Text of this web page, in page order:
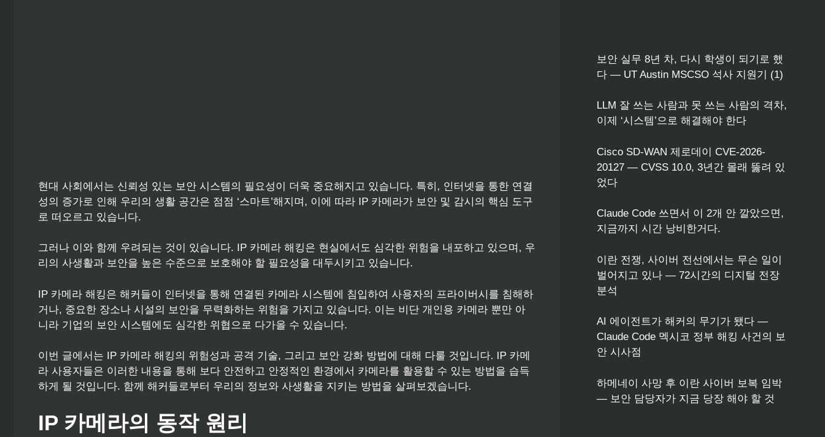
현대 사회에서는 신뢰성 있는 보안 시스템의 필요성이 더욱 중요해지고 있습니다. 특히, 인터넷을 통한 연결
성의 증가로 인해 우리의 생활 공간은 점점 ‘스마트’해지며, 이에 따라 IP 카메라가 보안 및 감시의 핵심 도구
로 떠오르고 있습니다.
그러나 이와 함께 우려되는 것이 있습니다. IP 카메라 해킹은 현실에서도 심각한 위험을 내포하고 있으며, 우
리의 사생활과 보안을 높은 수준으로 보호해야 할 필요성을 대두시키고 있습니다.
IP 카메라 해킹은 해커들이 인터넷을 통해 연결된 카메라 시스템에 침입하여 사용자의 프라이버시를 침해하
거나, 중요한 장소나 시설의 보안을 무력화하는 위험을 가지고 있습니다. 이는 비단 개인용 카메라 뿐만 아
니라 기업의 보안 시스템에도 심각한 위협으로 다가올 수 있습니다.
이번 글에서는 IP 카메라 해킹의 위험성과 공격 기술, 그리고 보안 강화 방법에 대해 다룰 것입니다. IP 카메
라 사용자들은 이러한 내용을 통해 보다 안전하고 안정적인 환경에서 카메라를 활용할 수 있는 방법을 습득
하게 될 것입니다. 함께 해커들로부터 우리의 정보와 사생활을 지키는 방법을 살펴보겠습니다.
IP 카메라의 동작 원리
보안 실무 8년 차, 다시 학생이 되기로 했
다 — UT Austin MSCSO 석사 지원기 (1)
LLM 잘 쓰는 사람과 못 쓰는 사람의 격차,
이제 ‘시스템’으로 해결해야 한다
Cisco SD-WAN 제로데이 CVE-2026-
20127 — CVSS 10.0, 3년간 몰래 뚫려 있
었다
Claude Code 쓰면서 이 2개 안 깔았으면,
지금까지 시간 낭비한거다.
이란 전쟁, 사이버 전선에서는 무슨 일이
벌어지고 있나 — 72시간의 디지털 전장
분석
AI 에이전트가 해커의 무기가 됐다 —
Claude Code 멕시코 정부 해킹 사건의 보
안 시사점
하메네이 사망 후 이란 사이버 보복 임박
— 보안 담당자가 지금 당장 해야 할 것